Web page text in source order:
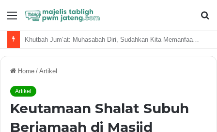
Menu
Titik Temu Tafsir Al-Qur’an dan Sains
Home / Artikel
Artikel
Keutamaan Shalat Subuh
Berjamaah di Masjid